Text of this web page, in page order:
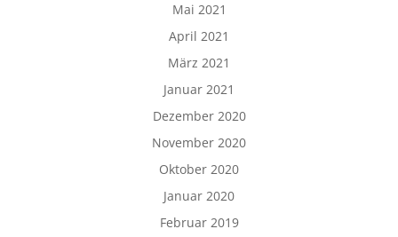
Mai 2021
April 2021
März 2021
Januar 2021
Dezember 2020
November 2020
Oktober 2020
Januar 2020
Februar 2019